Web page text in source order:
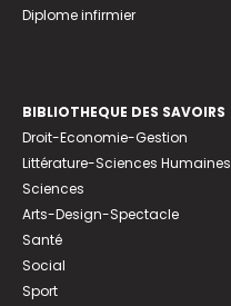
Diplome infirmier
BIBLIOTHEQUE DES SAVOIRS
Droit-Economie-Gestion
Littérature-Sciences Humaines
Sciences
Arts-Design-Spectacle
Santé
Social
Sport